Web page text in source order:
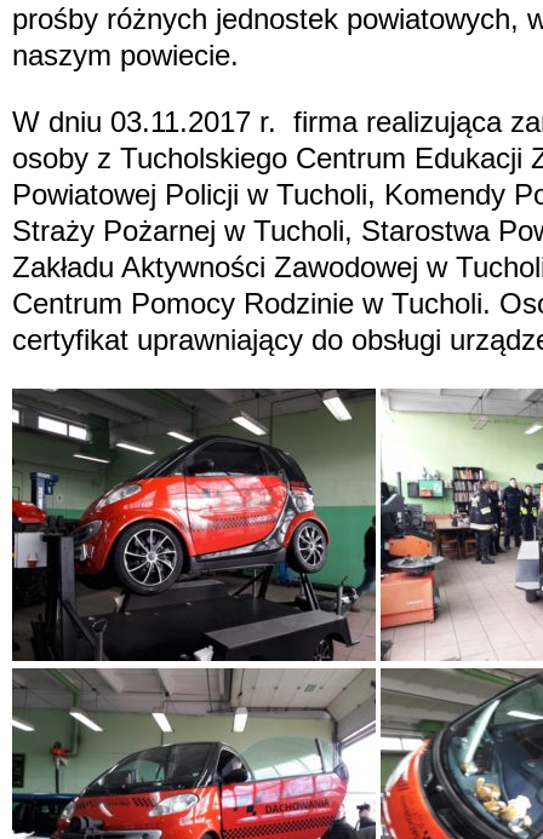
prośby różnych jednostek powiatowych,
naszym powiecie.
W dniu 03.11.2017 r. firma realizująca
osoby z Tucholskiego Centrum Edukacji
Powiatowej Policji w Tucholi, Komendy
Straży Pożarnej w Tucholi, Starostwa
Zakładu Aktywności Zawodowej w
Centrum Pomocy Rodzinie w Tucholi.
certyfikat uprawniający do obsługi